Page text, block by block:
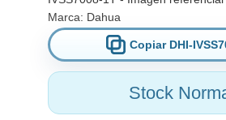
Marca: Dahua
Copiar DHI-
Stock